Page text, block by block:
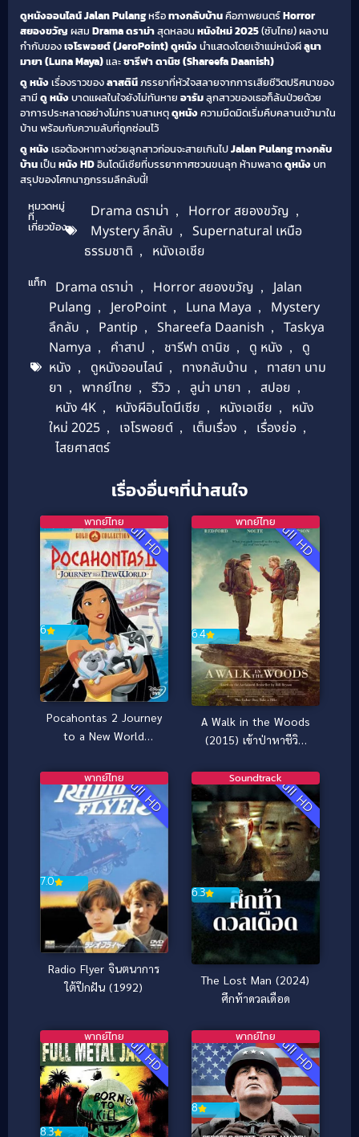
ดูหนังออนไลน์ Jalan Pulangหรือทางกลับบ้านคือภาพยนตร์Horror
สยองขวัญ ผสม Drama ดราม่าสุดหลอน หนังใหม่ 2025(ซับไทย) ผลงาน
กำกับของเจโรพอยต์ (JeroPoint)ดูหนังนำแสดงโดยเจ้าแม่หนังผีลูนา
มายา (Luna Maya)และชารีฟา ดานิช (Shareefa Daanish)
ดู หนังเรื่องราวของลาสตินีภรรยาที่หัวใจสลายจากการเสียชีวิตปริศนาของ
สามีดู หนังบาดแผลในใจยังไม่ทันหาย อารัมลูกสาวของเธอก็ล้มป่วยด้วย
อาการประหลาดอย่างไม่ทราบสาเหตุดูหนังความมืดมิดเริ่มคืบคลานเข้ามาใน
บ้าน พร้อมกับความลับที่ถูกซ่อนไว้
ดู หนังเธอต้องหาทางช่วยลูกสาวก่อนจะสายเกินไปJalan Pulang ทางกลับ
บ้านเป็น หนัง HDอินโดนีเซียที่บรรยากาศชวนขนลุก ห้ามพลาดดูหนังบท
สรุปของโศกนาฏกรรมลึกลับนี้!
หมวดหมู่
ที่
เกี่ยวข้อง
Drama ดราม่า , Horror สยองขวัญ ,
Mystery ลึกลับ ,
Supernatural เหนือ
ธรรมชาติ , หนังเอเชีย
แท็ก Drama ดราม่า , Horror สยองขวัญ ,
Jalan
Pulang , JeroPoint , Luna Maya ,
Mystery
ลึกลับ , Pantip , Shareefa Daanish ,
Taskya
Namya , คำสาป , ชารีฟา ดานิช , ดู หนัง ,
ดู
หนัง , ดูหนังออนไลน์ , ทางกลับบ้าน ,
ทาสยา นาม
ยา , พากย์ไทย , รีวิว , ลูน่า มายา , สปอย ,
หนัง 4K , หนังผีอินโดนีเซีย , หนังเอเชีย ,
หนัง
ใหม่ 2025 , เจโรพอยต์ , เต็มเรื่อง , เรื่องย่อ ,
ไสยศาสตร์
เรื่องอื่นๆที่น่าสนใจ
Full HD
6
พากย์ไทย
Pocahontas 2 Journey
to a New World
ภาค 2
Full HD
6.4
พากย์ไทย
A Walk in the Woods
(2015) เข้าป่าหาชีวิต
Full HD
7.0
พากย์ไทย
Radio Flyer จินตนาการ
ใต้ปีกฝัน (1992)
Full HD
6.3
Soundtrack
The Lost Man (2024)
ศึกท้าดวลเดือด
Full HD
8.3
พากย์ไทย Full HD
8
พากย์ไทย